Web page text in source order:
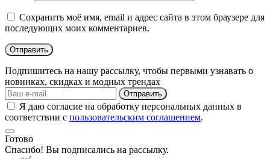
Сохранить моё имя, email и адрес сайта в этом браузере для
последующих моих комментариев.
Подпишитесь на нашу рассылку, чтобы первыми узнавать о
новинках, скидках и модных трендах
Отправить
Я даю согласие на обработку персональных данных в
соответствии с пользовательским соглашением.
Готово
Спасибо! Вы подписались на рассылку.